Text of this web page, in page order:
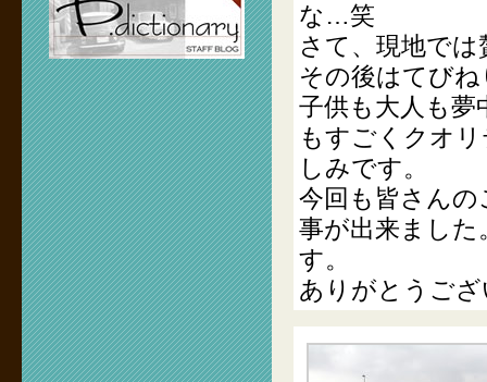
な…笑
さて、現地で
その後はてび
子供も大人も
もすごくクオ
しみです。
今回も皆さん
事が出来ました
す。
ありがとうご